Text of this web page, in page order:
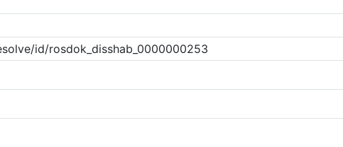
id/rosdok_disshab_0000000253